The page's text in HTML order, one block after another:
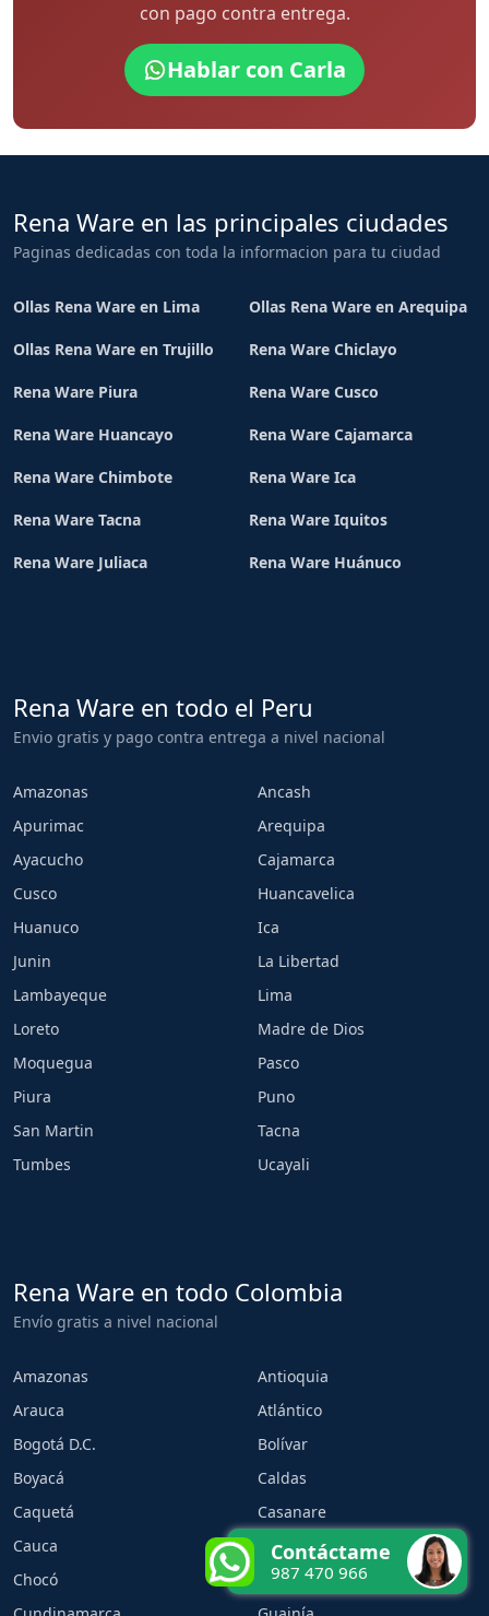
con pago contra entrega.
Hablar con Carla
Rena Ware en las principales ciudades
Paginas dedicadas con toda la informacion para tu ciudad
Ollas Rena Ware en Lima Ollas Rena Ware en Arequipa
Ollas Rena Ware en Trujillo Rena Ware Chiclayo
Rena Ware Piura Rena Ware Cusco
Rena Ware Huancayo Rena Ware Cajamarca
Rena Ware Chimbote Rena Ware Ica
Rena Ware Tacna Rena Ware Iquitos
Rena Ware Juliaca Rena Ware Huánuco
Rena Ware en todo el Peru
Envio gratis y pago contra entrega a nivel nacional
Amazonas
Ancash
Apurimac
Arequipa
Ayacucho
Cajamarca
Cusco
Huancavelica
Huanuco
Ica
Junin
La Libertad
Lambayeque
Lima
Loreto
Madre de Dios
Moquegua
Pasco
Piura
Puno
San Martin
Tacna
Tumbes
Ucayali
Rena Ware en todo Colombia
Envío gratis a nivel nacional
Amazonas
Antioquia
Arauca
Atlántico
Bogotá D.C.
Bolívar
Boyacá
Caldas
Caquetá
Casanare
Cauca
Cesar
Chocó
Córdoba
Contáctame
987 470 966